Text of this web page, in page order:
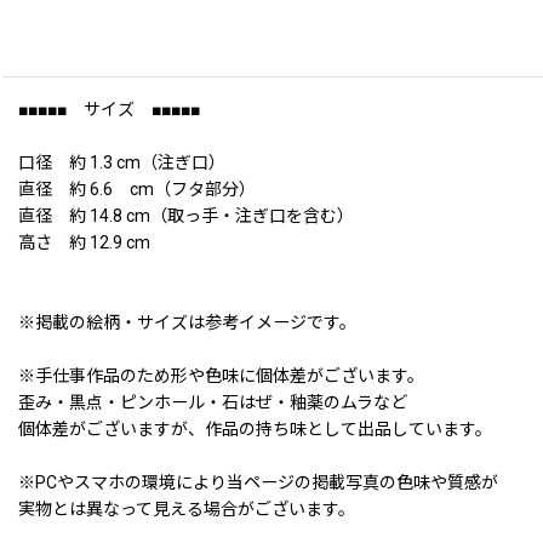
■■■■■ サイズ ■■■■■
口径 約 1.3 cm（注ぎ口）
直径 約 6.6 cm（フタ部分）
直径 約 14.8 cm（取っ手・注ぎ口を含む）
高さ 約 12.9 cm
※掲載の絵柄・サイズは参考イメージです。
※手仕事作品のため形や色味に個体差がございます。
歪み・黒点・ピンホール・石はぜ・釉薬のムラなど
個体差がございますが、作品の持ち味として出品しています。
※PCやスマホの環境により当ページの掲載写真の色味や質感が
実物とは異なって見える場合がございます。